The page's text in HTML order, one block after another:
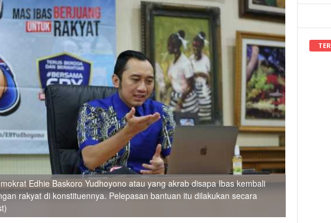
Edhie Baskoro Yudhoyono atau yang akrab disapa Ibas kembali
rakyat di konstituennya. Pelepasan bantuan itu dilakukan secara